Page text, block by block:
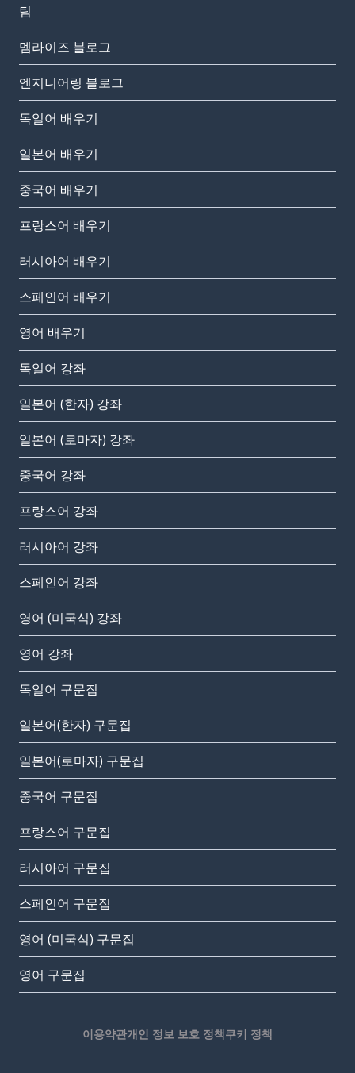
팀
멤라이즈 블로그
엔지니어링 블로그
독일어 배우기
일본어 배우기
중국어 배우기
프랑스어 배우기
러시아어 배우기
스페인어 배우기
영어 배우기
독일어 강좌
일본어 (한자) 강좌
일본어 (로마자) 강좌
중국어 강좌
프랑스어 강좌
러시아어 강좌
스페인어 강좌
영어 (미국식) 강좌
영어 강좌
독일어 구문집
일본어(한자) 구문집
일본어(로마자) 구문집
중국어 구문집
프랑스어 구문집
러시아어 구문집
스페인어 구문집
영어 (미국식) 구문집
영어 구문집
이용약관개인 정보 보호 정책쿠키 정책